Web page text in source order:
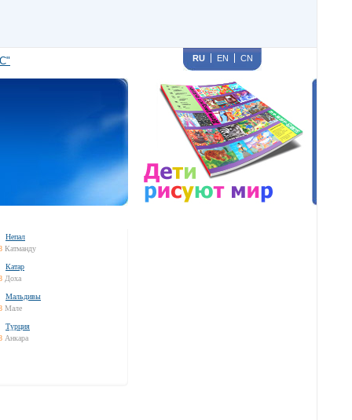
RU EN CN
Непал
Катманду
Катар
Доха
Мальдивы
Мале
Турция
Анкара